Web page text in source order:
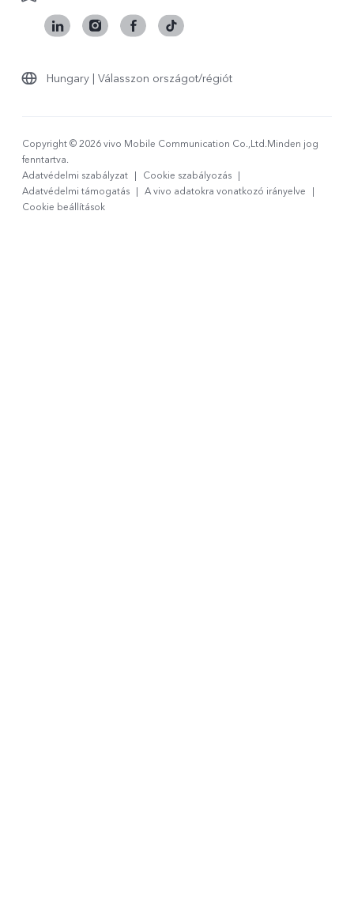
Hungary | Válasszon országot/régiót
Copyright © 2026 vivo Mobile Communication Co.,Ltd.Minden jog
fenntartva.
Adatvédelmi szabályzat | Cookie szabályozás |
Adatvédelmi támogatás | A vivo adatokra vonatkozó irányelve
|
Cookie beállítások